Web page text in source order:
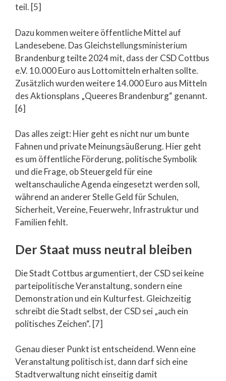
teil. [5]
Dazu kommen weitere öffentliche Mittel auf
Landesebene. Das Gleichstellungsministerium
Brandenburg teilte 2024 mit, dass der CSD Cottbus
e.V. 10.000 Euro aus Lottomitteln erhalten sollte.
Zusätzlich wurden weitere 14.000 Euro aus Mitteln
des Aktionsplans „Queeres Brandenburg“ genannt.
[6]
Das alles zeigt: Hier geht es nicht nur um bunte
Fahnen und private Meinungsäußerung. Hier geht
es um öffentliche Förderung, politische Symbolik
und die Frage, ob Steuergeld für eine
weltanschauliche Agenda eingesetzt werden soll,
während an anderer Stelle Geld für Schulen,
Sicherheit, Vereine, Feuerwehr, Infrastruktur und
Familien fehlt.
Der Staat muss neutral bleiben
Die Stadt Cottbus argumentiert, der CSD sei keine
parteipolitische Veranstaltung, sondern eine
Demonstration und ein Kulturfest. Gleichzeitig
schreibt die Stadt selbst, der CSD sei „auch ein
politisches Zeichen“. [7]
Genau dieser Punkt ist entscheidend. Wenn eine
Veranstaltung politisch ist, dann darf sich eine
Stadtverwaltung nicht einseitig damit